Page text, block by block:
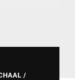
/